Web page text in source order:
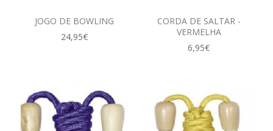
JOGO DE BOWLING
24,95€
CORDA DE SALTAR -
VERMELHA
6,95€